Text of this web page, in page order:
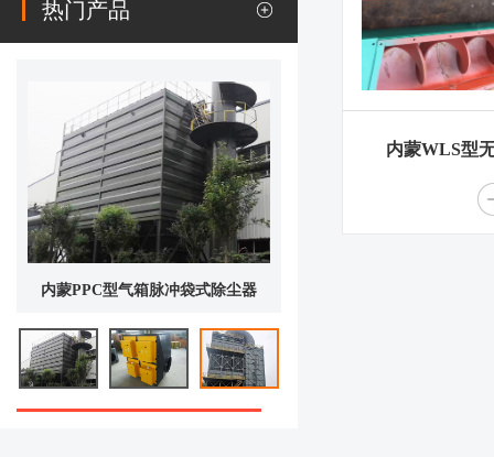
热门产品
内蒙PPC型气箱脉冲袋式除尘器
内蒙WLS型